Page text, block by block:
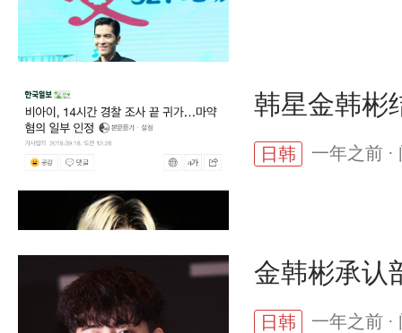
韩星金韩彬
日韩 一年之前 ·
金韩彬承认
日韩 一年之前 ·